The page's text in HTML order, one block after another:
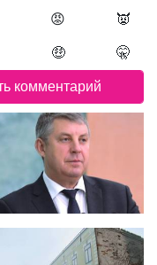
😡 👿
🤑 🤫